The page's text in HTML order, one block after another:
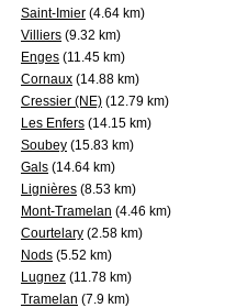
Saint-Imier (4.64 km)
Villiers (9.32 km)
Enges (11.45 km)
Cornaux (14.88 km)
Cressier (NE) (12.79 km)
Les Enfers (14.15 km)
Soubey (15.83 km)
Gals (14.64 km)
Lignières (8.53 km)
Mont-Tramelan (4.46 km)
Courtelary (2.58 km)
Nods (5.52 km)
Lugnez (11.78 km)
Tramelan (7.9 km)